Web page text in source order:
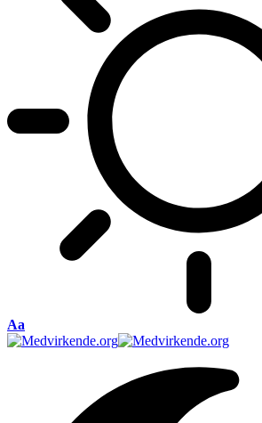
Font
Resizer
Aa